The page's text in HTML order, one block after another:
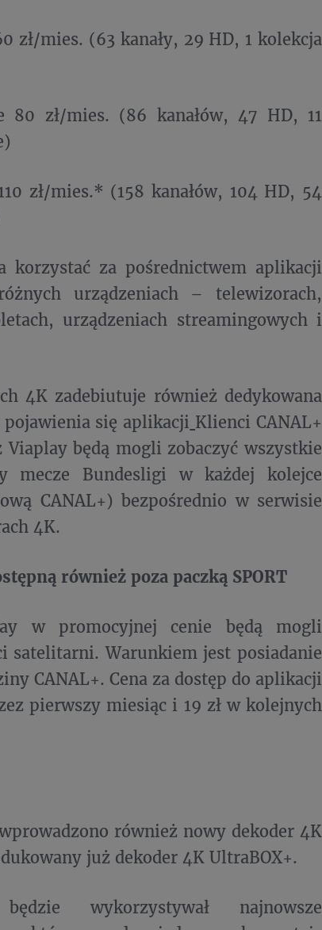
zł/mies. (63 kanały, 29 HD, 1 kolekcja
zł/mies. (86 kanałów, 47 HD, 11
zł/mies.* (158 kanałów, 104 HD, 54
korzystać za pośrednictwem aplikacji
urządzeniach – telewizorach,
urządzeniach streamingowych i
4K zadebiutuje również dedykowana
się aplikacji Klienci CANAL+
będą mogli zobaczyć wszystkie
mecze Bundesligi w każdej kolejce
CANAL+) bezpośrednio w serwisie
4K.
również poza paczką SPORT
w promocyjnej cenie będą mogli
satelitarni. Warunkiem jest posiadanie
CANAL+. Cena za dostęp do aplikacji
pierwszy miesiąc i 19 zł w kolejnych
również nowy dekoder 4K
już dekoder 4K UltraBOX+.
wykorzystywał najnowsze